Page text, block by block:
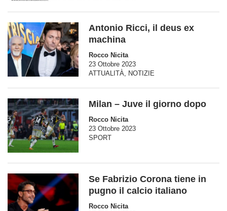
Antonio Ricci, il deus ex
machina
Rocco Nicita
23 Ottobre 2023
ATTUALITÀ
NOTIZIE
Milan – Juve il giorno dopo
Rocco Nicita
23 Ottobre 2023
SPORT
Se Fabrizio Corona tiene in
pugno il calcio italiano
Rocco Nicita